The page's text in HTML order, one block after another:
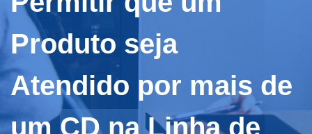
Produto seja
Atendido por mais de
um CD na Linha de